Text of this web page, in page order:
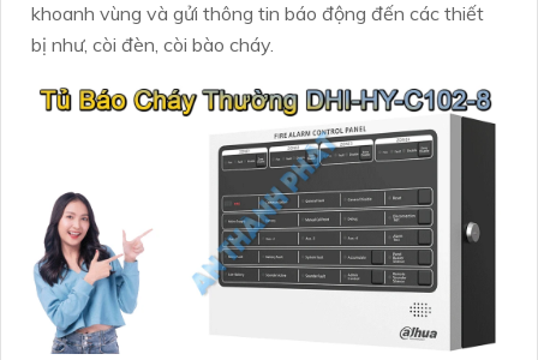
khoanh vùng và gửi thông tin báo động đến các thiết
bị như, còi đèn, còi bào cháy.